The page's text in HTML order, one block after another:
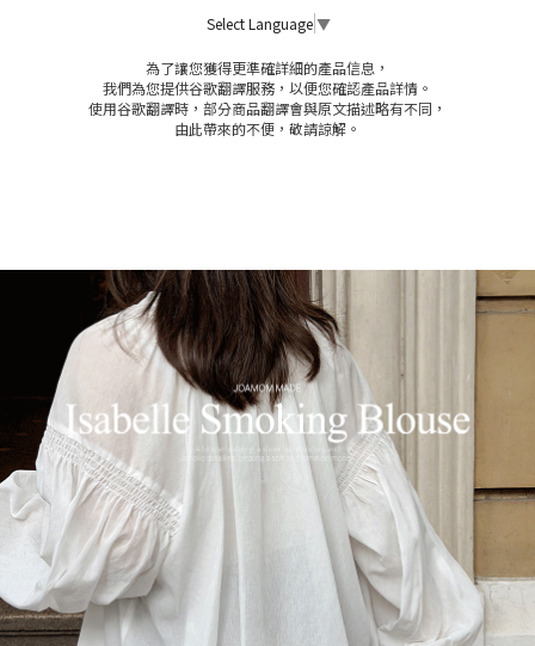
Select Language ▼
為了讓您獲得更準確詳細的產品信息，
我們為您提供谷歌翻譯服務，以便您確認產品詳情。
使用谷歌翻譯時，部分商品翻譯會與原文描述略有不同，
由此帶來的不便，敬請諒解。